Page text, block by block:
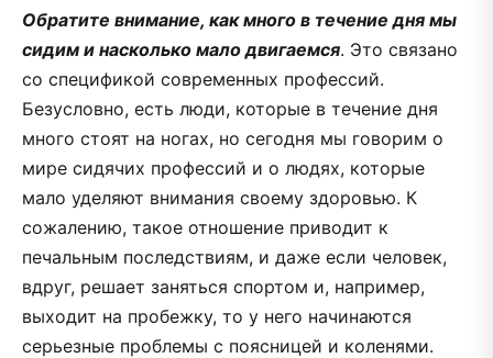
Обратите внимание, как много в течение дня мы
сидим и насколько мало двигаемся. Это связано
со спецификой современных профессий.
Безусловно, есть люди, которые в течение дня
много стоят на ногах, но сегодня мы говорим о
мире сидячих профессий и о людях, которые
мало уделяют внимания своему здоровью. К
сожалению, такое отношение приводит к
печальным последствиям, и даже если человек,
вдруг, решает заняться спортом и, например,
выходит на пробежку, то у него начинаются
серьезные проблемы с поясницей и коленями.